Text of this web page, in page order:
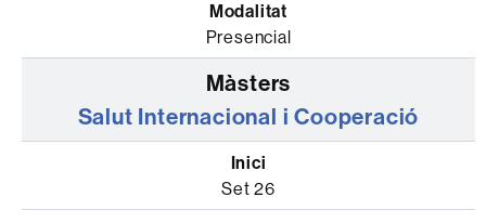
Presencial
Salut Internacional i Cooperació
Set 26